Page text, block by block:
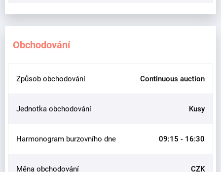
Obchodování
Způsob obchodování Continuous auction
Jednotka obchodování Kusy
Harmonogram burzovního dne 09:15 - 16:30
Měna obchodování CZK